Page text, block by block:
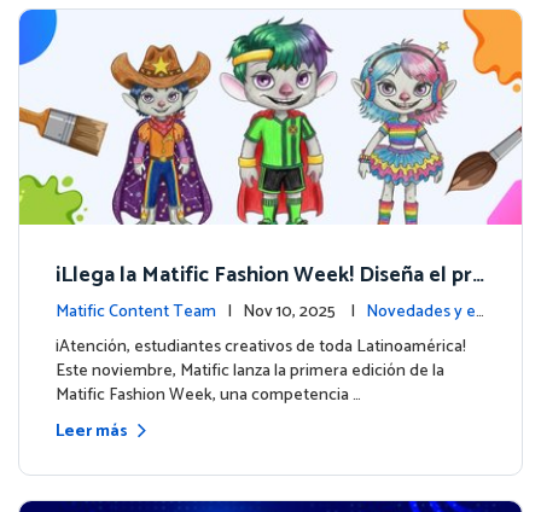
¡Llega la Matific Fashion Week! Diseña el pró
ximo look de nuestros personajes
Matific Content Team | Nov 10, 2025 | Novedades y ev
entos
¡Atención, estudiantes creativos de toda Latinoamérica!
Este noviembre, Matific lanza la primera edición de la
Matific Fashion Week, una competencia …
Leer más